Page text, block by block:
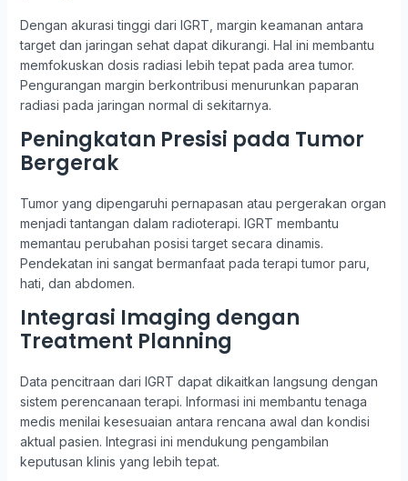
Dengan akurasi tinggi dari IGRT, margin keamanan antara
target dan jaringan sehat dapat dikurangi. Hal ini membantu
memfokuskan dosis radiasi lebih tepat pada area tumor.
Pengurangan margin berkontribusi menurunkan paparan
radiasi pada jaringan normal di sekitarnya.
Peningkatan Presisi pada Tumor
Bergerak
Tumor yang dipengaruhi pernapasan atau pergerakan organ
menjadi tantangan dalam radioterapi. IGRT membantu
memantau perubahan posisi target secara dinamis.
Pendekatan ini sangat bermanfaat pada terapi tumor paru,
hati, dan abdomen.
Integrasi Imaging dengan
Treatment Planning
Data pencitraan dari IGRT dapat dikaitkan langsung dengan
sistem perencanaan terapi. Informasi ini membantu tenaga
medis menilai kesesuaian antara rencana awal dan kondisi
aktual pasien. Integrasi ini mendukung pengambilan
keputusan klinis yang lebih tepat.